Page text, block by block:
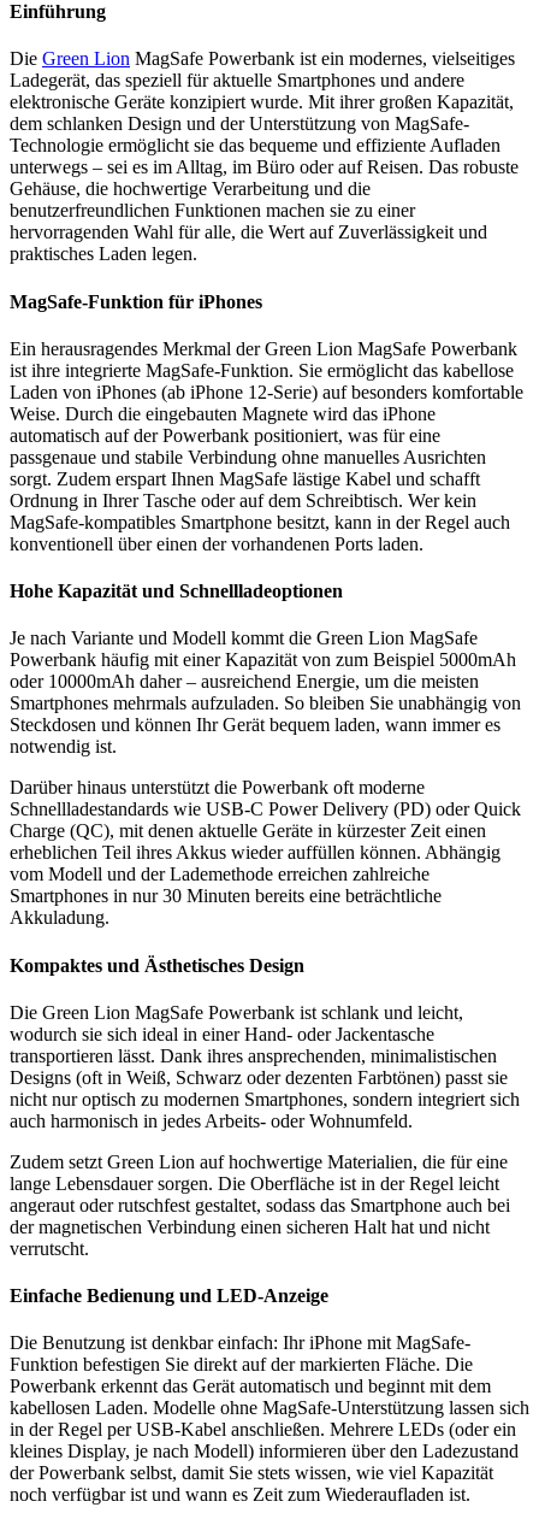
Einführung
Die Green Lion MagSafe Powerbank ist ein modernes, vielseitiges
Ladegerät, das speziell für aktuelle Smartphones und andere
elektronische Geräte konzipiert wurde. Mit ihrer großen Kapazität,
dem schlanken Design und der Unterstützung von MagSafe-
Technologie ermöglicht sie das bequeme und effiziente Aufladen
unterwegs – sei es im Alltag, im Büro oder auf Reisen. Das robuste
Gehäuse, die hochwertige Verarbeitung und die
benutzerfreundlichen Funktionen machen sie zu einer
hervorragenden Wahl für alle, die Wert auf Zuverlässigkeit und
praktisches Laden legen.
MagSafe-Funktion für iPhones
Ein herausragendes Merkmal der Green Lion MagSafe Powerbank
ist ihre integrierte MagSafe-Funktion. Sie ermöglicht das kabellose
Laden von iPhones (ab iPhone 12-Serie) auf besonders komfortable
Weise. Durch die eingebauten Magnete wird das iPhone
automatisch auf der Powerbank positioniert, was für eine
passgenaue und stabile Verbindung ohne manuelles Ausrichten
sorgt. Zudem erspart Ihnen MagSafe lästige Kabel und schafft
Ordnung in Ihrer Tasche oder auf dem Schreibtisch. Wer kein
MagSafe-kompatibles Smartphone besitzt, kann in der Regel auch
konventionell über einen der vorhandenen Ports laden.
Hohe Kapazität und Schnellladeoptionen
Je nach Variante und Modell kommt die Green Lion MagSafe
Powerbank häufig mit einer Kapazität von zum Beispiel 5000mAh
oder 10000mAh daher – ausreichend Energie, um die meisten
Smartphones mehrmals aufzuladen. So bleiben Sie unabhängig von
Steckdosen und können Ihr Gerät bequem laden, wann immer es
notwendig ist.
Darüber hinaus unterstützt die Powerbank oft moderne
Schnellladestandards wie USB-C Power Delivery (PD) oder Quick
Charge (QC), mit denen aktuelle Geräte in kürzester Zeit einen
erheblichen Teil ihres Akkus wieder auffüllen können. Abhängig
vom Modell und der Lademethode erreichen zahlreiche
Smartphones in nur 30 Minuten bereits eine beträchtliche
Akkuladung.
Kompaktes und Ästhetisches Design
Die Green Lion MagSafe Powerbank ist schlank und leicht,
wodurch sie sich ideal in einer Hand- oder Jackentasche
transportieren lässt. Dank ihres ansprechenden, minimalistischen
Designs (oft in Weiß, Schwarz oder dezenten Farbtönen) passt sie
nicht nur optisch zu modernen Smartphones, sondern integriert sich
auch harmonisch in jedes Arbeits- oder Wohnumfeld.
Zudem setzt Green Lion auf hochwertige Materialien, die für eine
lange Lebensdauer sorgen. Die Oberfläche ist in der Regel leicht
angeraut oder rutschfest gestaltet, sodass das Smartphone auch bei
der magnetischen Verbindung einen sicheren Halt hat und nicht
verrutscht.
Einfache Bedienung und LED-Anzeige
Die Benutzung ist denkbar einfach: Ihr iPhone mit MagSafe-
Funktion befestigen Sie direkt auf der markierten Fläche. Die
Powerbank erkennt das Gerät automatisch und beginnt mit dem
kabellosen Laden. Modelle ohne MagSafe-Unterstützung lassen sich
in der Regel per USB-Kabel anschließen. Mehrere LEDs (oder ein
kleines Display, je nach Modell) informieren über den Ladezustand
der Powerbank selbst, damit Sie stets wissen, wie viel Kapazität
noch verfügbar ist und wann es Zeit zum Wiederaufladen ist.